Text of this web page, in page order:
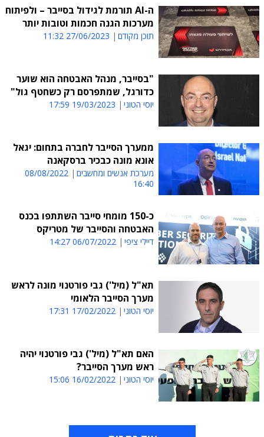
ה-AI תורמת לגידול בסייבר – ולפיתוח
מערכות הגנה חכמות וטובות יותר
תוכן מקודם 27/06/2023 11:32
"בסייבר, מנהל האבטחה הוא שוער
כדורגל, שמתפרסם רק כשחטף גול"
יוסי הטוני 19/03/2023 17:59
ממערך הסייבר לחברה בתחום: יגאל
אונא מונה כבכיר ברסקאנה
מערכת אנשים ומחשבים
08/08/2022
16:40
כ-150 מומחי סייבר השתתפו בכנס
האבטחה והסייבר של מטריקס
דיילי ציפי 06/07/2022 14:27
תא"ל (מיל') גבי פורטנוי מונה לראש
מערך הסייבר הלאומי
יוסי הטוני 17/02/2022 17:31
האם תא"ל (מיל') גבי פורטנוי יהיה
ראש מערך הסייבר?
יוסי הטוני 16/02/2022 15:06